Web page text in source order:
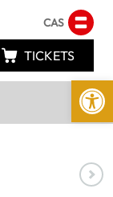
Abrir
CAS
TICKETS